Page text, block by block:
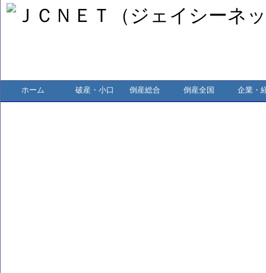
ホーム 破産・小口 倒産総合 倒産全国 企業・